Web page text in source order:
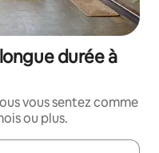
durée à
vous sentez comme
ou plus.